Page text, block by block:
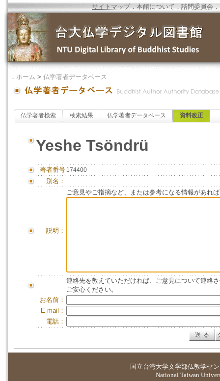
サイトマップ．本館について ．諮問委員会 ．
． ホーム > 仏学著者データベース
仏学著者検索 検索結果 仏学著者データベース 資料改正
Yeshe Tsöndrü
著者番号 174400
別名：
説明：
ご意見やご指摘など、または参考になる情報があれ
連絡先を教えていただければ、ご意見について連絡
ご安心ください。
お名前：
E-mail：
電話：
国立台湾大学文学部仏教学セ
National Taiwan